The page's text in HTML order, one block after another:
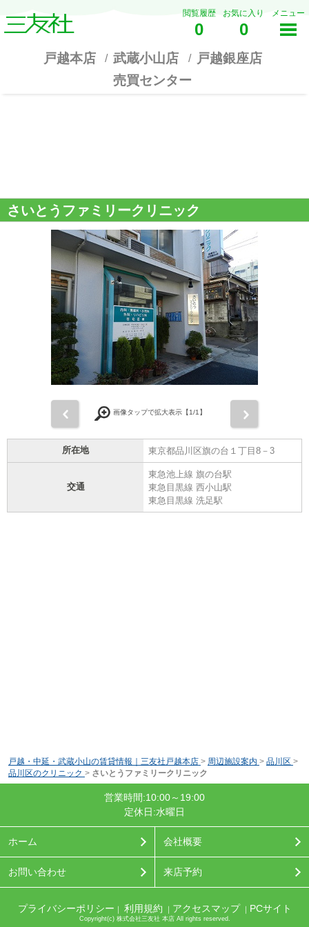
閲覧履歴
0
お気に入り
0
メニュー
戸越本店 武蔵小山店
戸越銀座店
売買センター
さいとうファミリークリニック
画像タップで拡大表示【1/1】
所在地 東京都品川区旗の台１丁目8－3
交通
東急池上線 旗の台駅
東急目黒線 西小山駅
東急目黒線 洗足駅
戸越・中延・武蔵小山の賃貸情報｜三友社戸越本店 > 周辺施設案内 > 品川区 >
品川区のクリニック > さいとうファミリークリニック
営業時間:10:00～19:00
定休日:水曜日
ホーム 会社概要
お問い合わせ 来店予約
プライバシーポリシー ｜ 利用規約 ｜ アクセスマップ ｜ PCサイト
Copyright(c) 株式会社三友社 本店 All rights reserved.